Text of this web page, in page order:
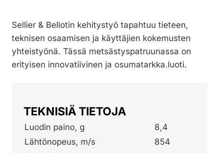
Sellier & Bellotin kehitystyö tapahtuu tieteen,
teknisen osaamisen ja käyttäjien kokemusten
yhteistyönä. Tässä metsästyspatruunassa on
erityisen innovatiivinen ja osumatarkka.luoti.
TEKNISIÄ TIETOJA
Luodin paino, g
8,4
Lähtönopeus, m/s
854